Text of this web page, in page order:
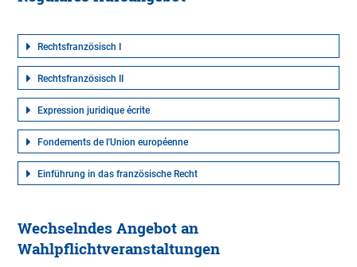
Rechtsfranzösisch I
Rechtsfranzösisch II
Expression juridique écrite
Fondements de l'Union européenne
Einführung in das französische Recht
Wechselndes Angebot an
Wahlpflichtveranstaltungen